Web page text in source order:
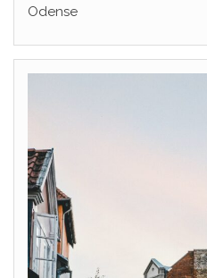
Odense